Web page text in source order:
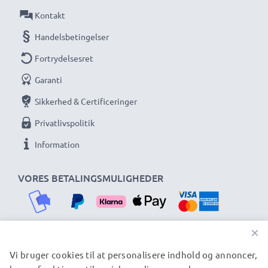
VORES BETALINGSMULIGHEDER
Kontakt
Handelsbetingelser
Fortrydelsesret
Garanti
Sikkerhed & Certificeringer
Privatlivspolitik
Information
VORES FORSENDELSESPARTNERE
×
Vi bruger cookies til at personalisere indhold og annoncer,